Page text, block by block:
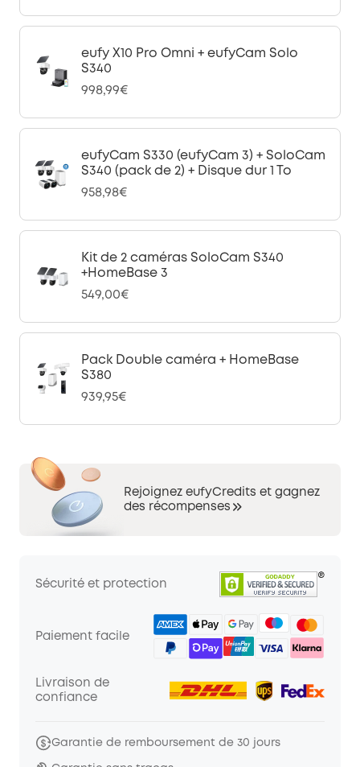
eufy X10 Pro Omni + eufyCam Solo
S340
998,99€
eufyCam S330 (eufyCam 3) + SoloCam
S340 (pack de 2) + Disque dur 1 To
958,98€
Kit de 2 caméras SoloCam S340
+HomeBase 3
549,00€
Pack Double caméra + HomeBase
S380
939,95€
Rejoignez eufyCredits et gagnez
des récompenses
Sécurité et protection
Paiement facile
Livraison de
confiance
Garantie de remboursement de 30 jours